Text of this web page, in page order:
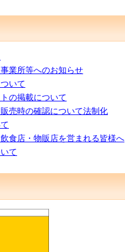
業所等へのお知らせ
いて
の掲載について
売時の確認について法制化
食店・物販店を営まれる皆様へ
て